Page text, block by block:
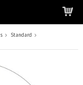
gelegt
Standard